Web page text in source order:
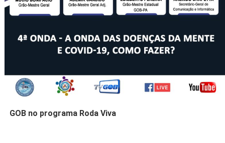
GOB no programa Roda Viva